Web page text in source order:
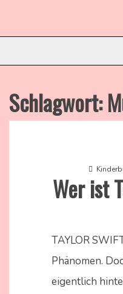
content
Schlagwort:
Wer ist
TAYLOR
Phänomen.
eigentlich